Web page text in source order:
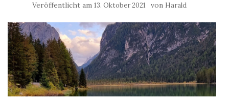
Veröffentlicht am 13. Oktober 2021 von Harald